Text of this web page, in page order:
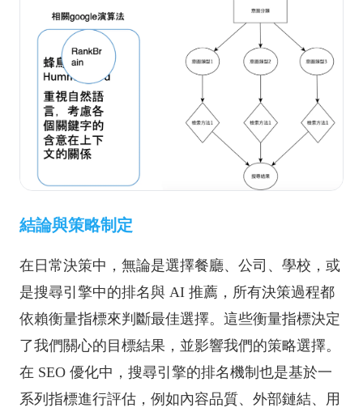
結論與策略制定
在日常決策中，無論是選擇餐廳、公司、學校，或
是搜尋引擎中的排名與 AI 推薦，所有決策過程都
依賴衡量指標來判斷最佳選擇。這些衡量指標決定
了我們關心的目標結果，並影響我們的策略選擇。
在 SEO 優化中，搜尋引擎的排名機制也是基於一
系列指標進行評估，例如內容品質、外部鏈結、用